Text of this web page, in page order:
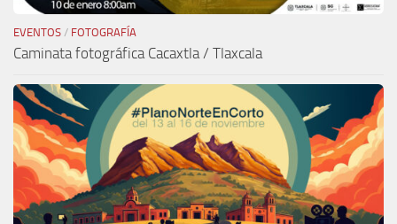
EVENTOS / FOTOGRAFÍA
Caminata fotográfica Cacaxtla / Tlaxcala